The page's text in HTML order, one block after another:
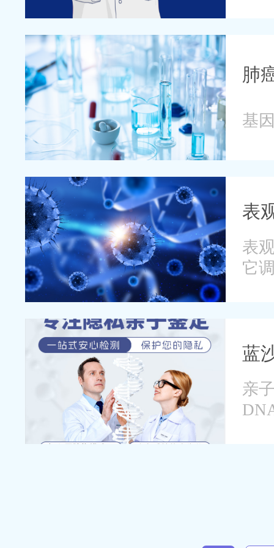
肺
基
表
表
它
蓝
亲